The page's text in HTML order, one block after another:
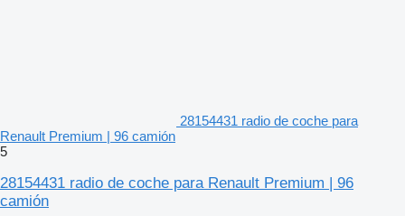
28154431 radio de coche para
Renault Premium | 96 camión
5
28154431 radio de coche para Renault Premium | 96
camión